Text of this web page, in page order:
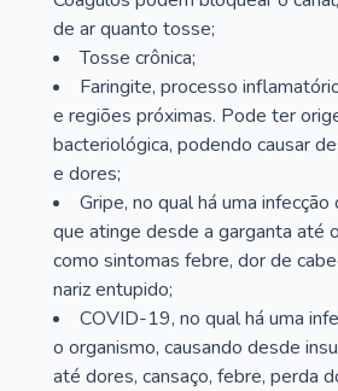
de ar quanto tosse;
Tosse crônica;
Faringite, processo
e regiões próximas. Pode ter
bacteriológica, podendo causar
e dores;
Gripe, no qual há uma infecção
que atinge desde a garganta até
como sintomas febre, dor de
nariz entupido;
COVID-19, no qual há uma
o organismo, causando desde
até dores, cansaço, febre, perda